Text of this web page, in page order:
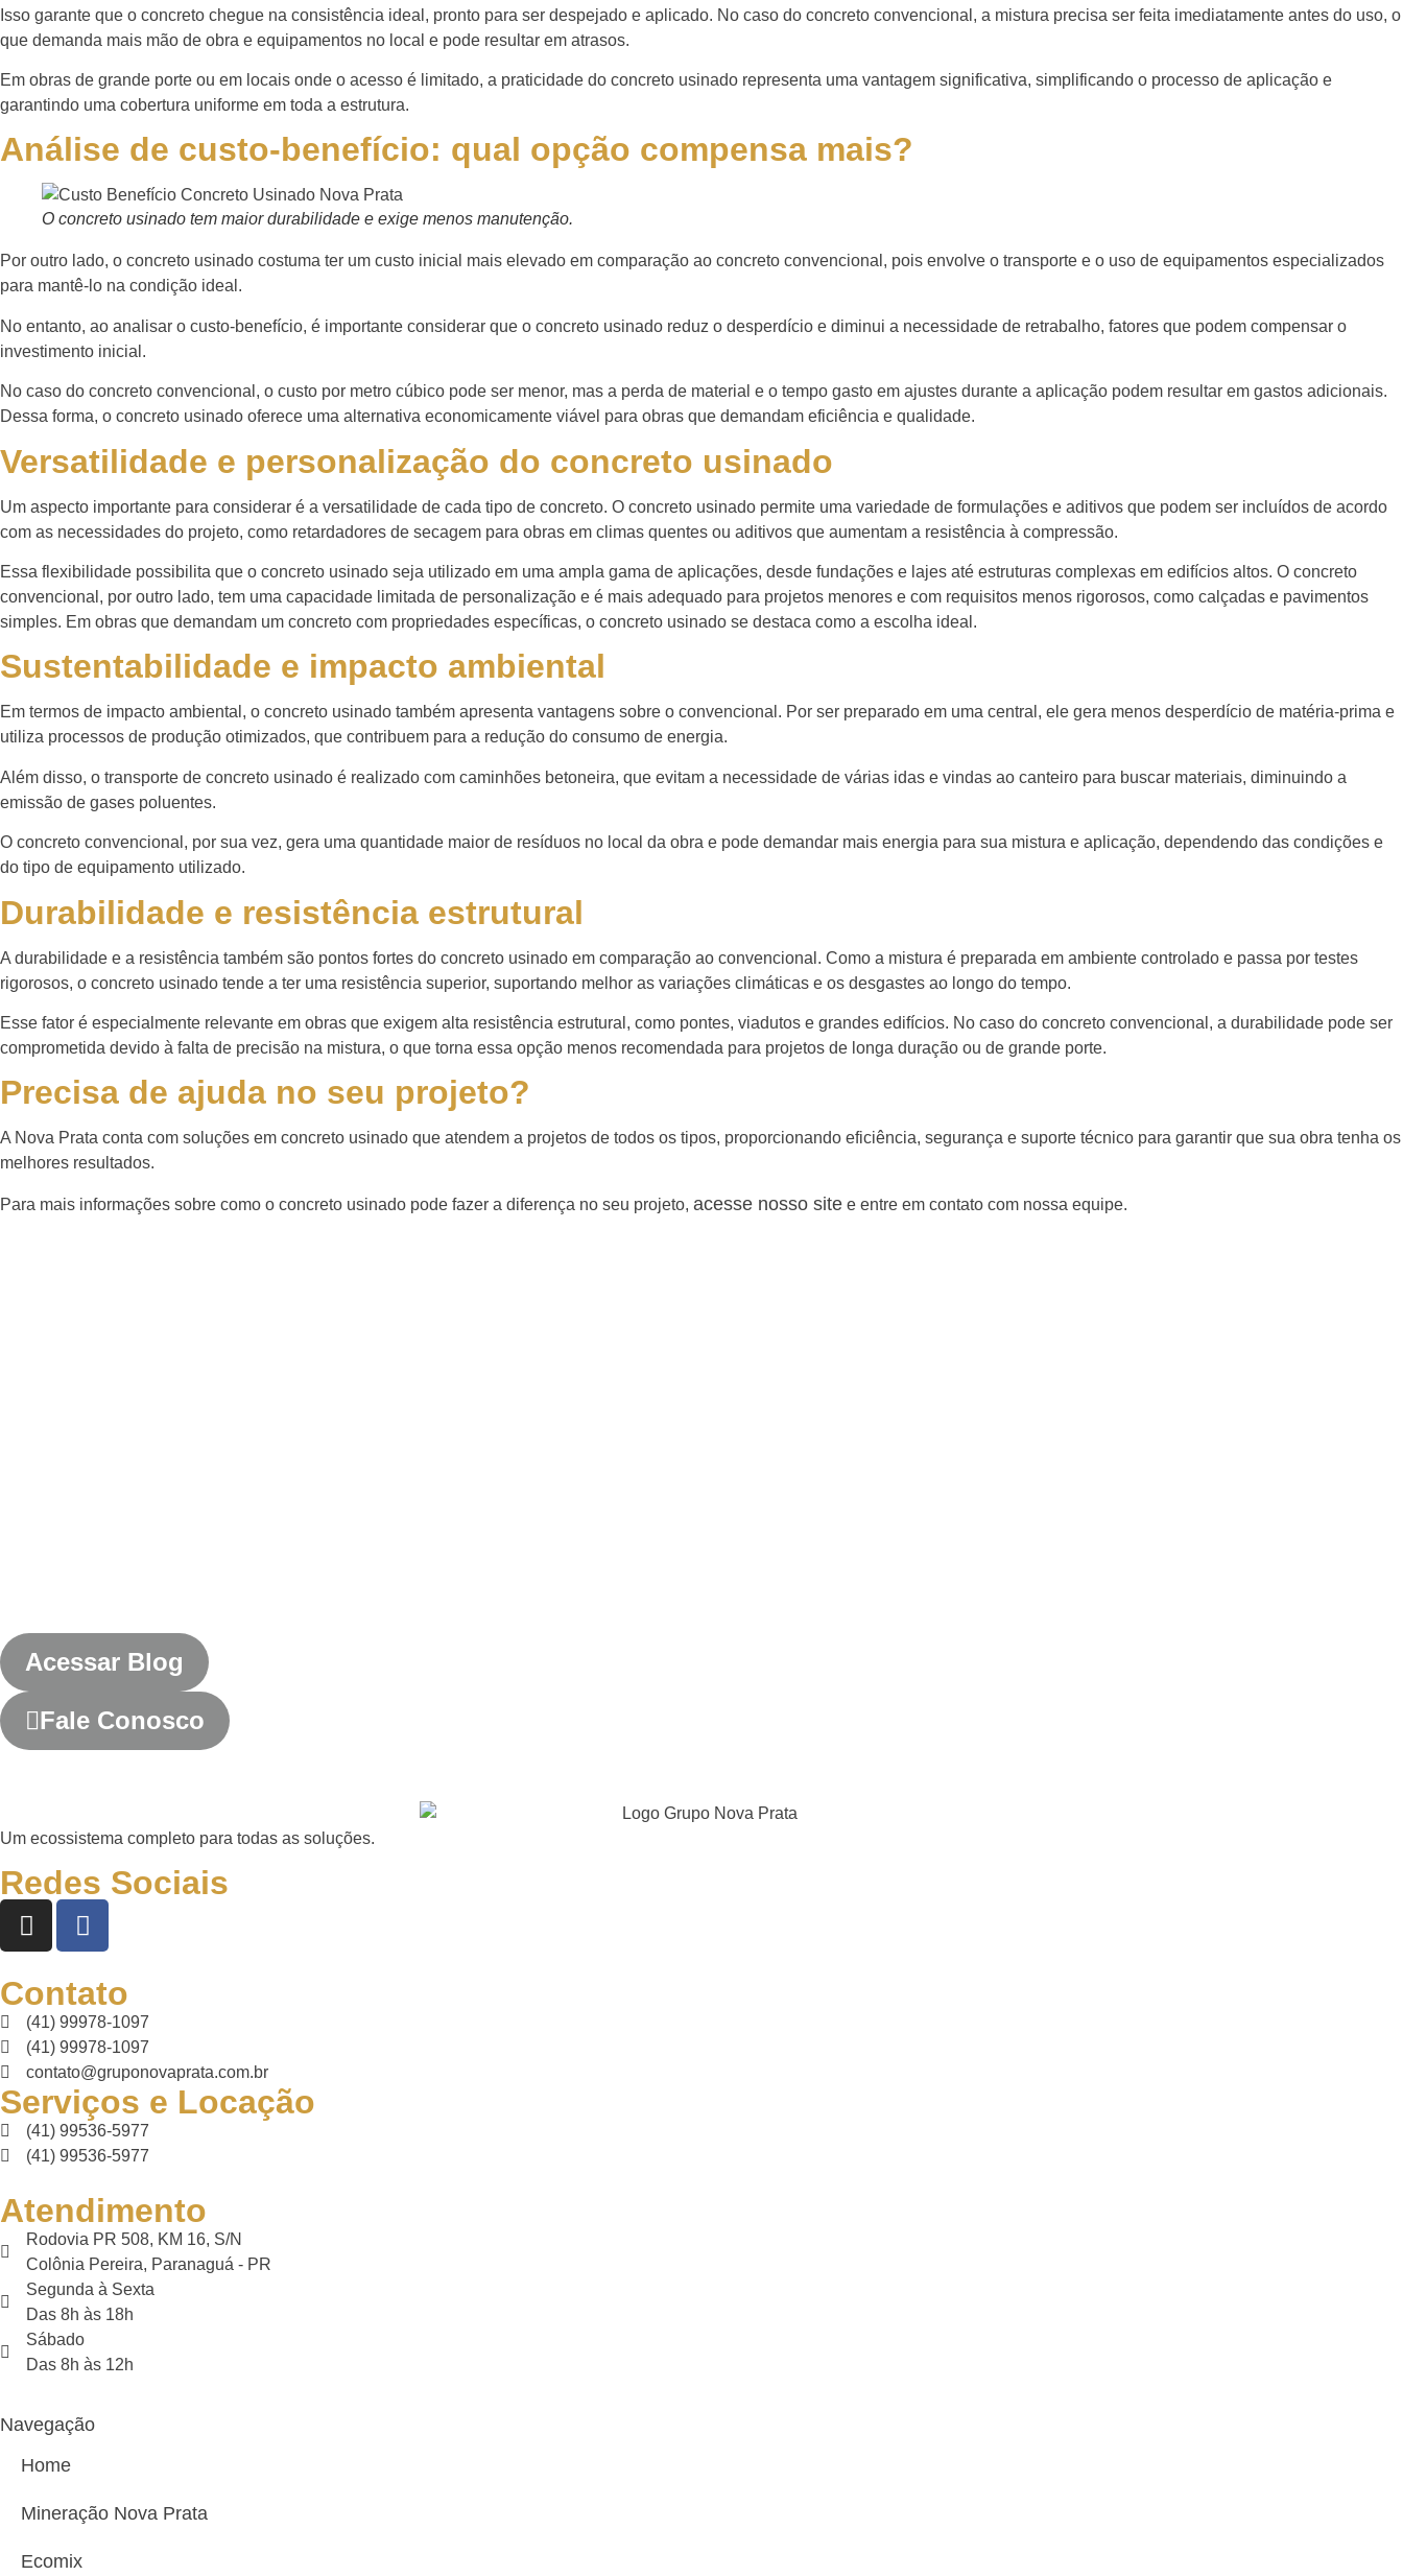
Isso garante que o concreto chegue na consistência ideal, pronto para ser despejado e aplicado. No caso do concreto convencional, a mistura precisa ser feita imediatamente antes do uso, o
que demanda mais mão de obra e equipamentos no local e pode resultar em atrasos.
Em obras de grande porte ou em locais onde o acesso é limitado, a praticidade do concreto usinado representa uma vantagem significativa, simplificando o processo de aplicação e
garantindo uma cobertura uniforme em toda a estrutura.
Análise de custo-benefício: qual opção compensa mais?
O concreto usinado tem maior durabilidade e exige menos manutenção.
Por outro lado, o concreto usinado costuma ter um custo inicial mais elevado em comparação ao concreto convencional, pois envolve o transporte e o uso de equipamentos especializados
para mantê-lo na condição ideal.
No entanto, ao analisar o custo-benefício, é importante considerar que o concreto usinado reduz o desperdício e diminui a necessidade de retrabalho, fatores que podem compensar o
investimento inicial.
No caso do concreto convencional, o custo por metro cúbico pode ser menor, mas a perda de material e o tempo gasto em ajustes durante a aplicação podem resultar em gastos adicionais.
Dessa forma, o concreto usinado oferece uma alternativa economicamente viável para obras que demandam eficiência e qualidade.
Versatilidade e personalização do concreto usinado
Um aspecto importante para considerar é a versatilidade de cada tipo de concreto. O concreto usinado permite uma variedade de formulações e aditivos que podem ser incluídos de acordo
com as necessidades do projeto, como retardadores de secagem para obras em climas quentes ou aditivos que aumentam a resistência à compressão.
Essa flexibilidade possibilita que o concreto usinado seja utilizado em uma ampla gama de aplicações, desde fundações e lajes até estruturas complexas em edifícios altos. O concreto
convencional, por outro lado, tem uma capacidade limitada de personalização e é mais adequado para projetos menores e com requisitos menos rigorosos, como calçadas e pavimentos
simples. Em obras que demandam um concreto com propriedades específicas, o concreto usinado se destaca como a escolha ideal.
Sustentabilidade e impacto ambiental
Em termos de impacto ambiental, o concreto usinado também apresenta vantagens sobre o convencional. Por ser preparado em uma central, ele gera menos desperdício de matéria-prima e
utiliza processos de produção otimizados, que contribuem para a redução do consumo de energia.
Além disso, o transporte de concreto usinado é realizado com caminhões betoneira, que evitam a necessidade de várias idas e vindas ao canteiro para buscar materiais, diminuindo a
emissão de gases poluentes.
O concreto convencional, por sua vez, gera uma quantidade maior de resíduos no local da obra e pode demandar mais energia para sua mistura e aplicação, dependendo das condições e
do tipo de equipamento utilizado.
Durabilidade e resistência estrutural
A durabilidade e a resistência também são pontos fortes do concreto usinado em comparação ao convencional. Como a mistura é preparada em ambiente controlado e passa por testes
rigorosos, o concreto usinado tende a ter uma resistência superior, suportando melhor as variações climáticas e os desgastes ao longo do tempo.
Esse fator é especialmente relevante em obras que exigem alta resistência estrutural, como pontes, viadutos e grandes edifícios. No caso do concreto convencional, a durabilidade pode ser
comprometida devido à falta de precisão na mistura, o que torna essa opção menos recomendada para projetos de longa duração ou de grande porte.
Precisa de ajuda no seu projeto?
A Nova Prata conta com soluções em concreto usinado que atendem a projetos de todos os tipos, proporcionando eficiência, segurança e suporte técnico para garantir que sua obra tenha os
melhores resultados.
Para mais informações sobre como o concreto usinado pode fazer a diferença no seu projeto, acesse nosso site e entre em contato com nossa equipe.
Acessar Blog
Fale Conosco
Um ecossistema completo para todas as soluções.
Redes Sociais
Contato
(41) 99978-1097
(41) 99978-1097
contato@gruponovaprata.com.br
Serviços e Locação
(41) 99536-5977
(41) 99536-5977
Atendimento
Rodovia PR 508, KM 16, S/N
Colônia Pereira, Paranaguá - PR
Segunda à Sexta
Das 8h às 18h
Sábado
Das 8h às 12h
Navegação
Home
Mineração Nova Prata
Ecomix